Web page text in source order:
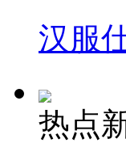
汉服
热点